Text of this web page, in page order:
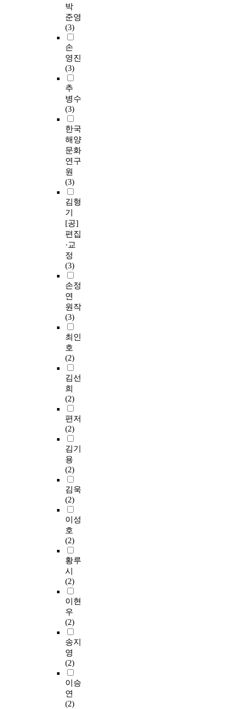
박
준영
(3)
손
영진
(3)
추
병수
(3)
한국
해양
문화
연구
원
(3)
김형
기
[공]
편집
·교
정
(3)
손정
연
원작
(3)
최인
호
(2)
김선
희
(2)
편저
(2)
김기
용
(2)
김욱
(2)
이성
호
(2)
황루
시
(2)
이현
우
(2)
송지
영
(2)
이승
연
(2)